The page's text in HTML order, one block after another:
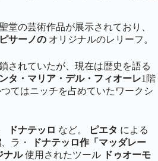
堂の芸術作品が展示されており、
サーノの オリジナルのレリーフ。
されていたが、現在は歴史を語る
タ・マリア・デル・フィオーレ1階
てはニッチを占めていたワークシ
ドナテッロ など。 ピエタ による
、ラ・
ドナテッロ作「マッダレー
ナル使用されたツール
ドゥオーモ